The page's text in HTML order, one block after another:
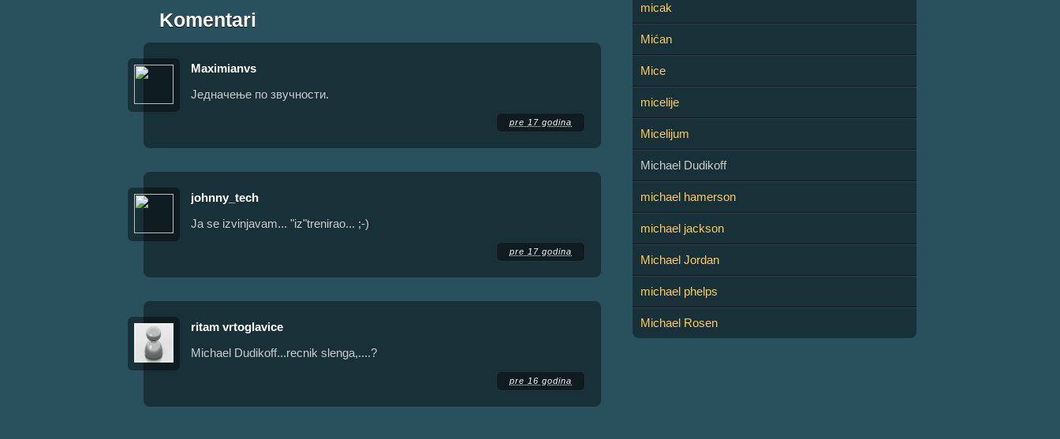
Komentari
Maximianvs
Једначење по звучности.
pre 17 godina
johnny_tech
Ja se izvinjavam... "iz"trenirao... ;-)
pre 17 godina
ritam vrtoglavice
Michael Dudikoff...recnik slenga,....?
pre 16 godina
micak
Mićan
Mice
micelije
Micelijum
Michael Dudikoff
michael hamerson
michael jackson
Michael Jordan
michael phelps
Michael Rosen